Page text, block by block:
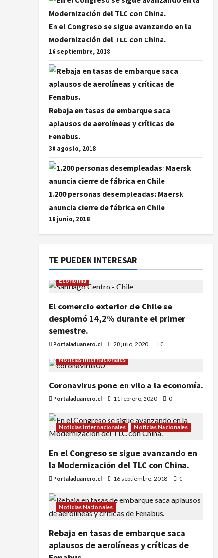
En el Congreso se sigue avanzando en la
Modernización del TLC con China.
16 septiembre, 2018
Rebaja en tasas de embarque saca
aplausos de aerolíneas y críticas de
Fenabus.
30 agosto, 2018
1.200 personas desempleadas: Maersk
anuncia cierre de fábrica en Chile
16 junio, 2018
TE PUEDEN INTERESAR
Economía
El comercio exterior de Chile se
desplomó 14,2% durante el primer
semestre.
Portaladuanero.cl 28 julio, 2020 0
Noticias Internacionales
Coronavirus pone en vilo a la economía.
Portaladuanero.cl 11 febrero, 2020 0
Noticias Internacionales Noticias Nacionales
En el Congreso se sigue avanzando en
la Modernización del TLC con China.
Portaladuanero.cl 16 septiembre, 2018 0
Noticias Nacionales
Rebaja en tasas de embarque saca
aplausos de aerolíneas y críticas de